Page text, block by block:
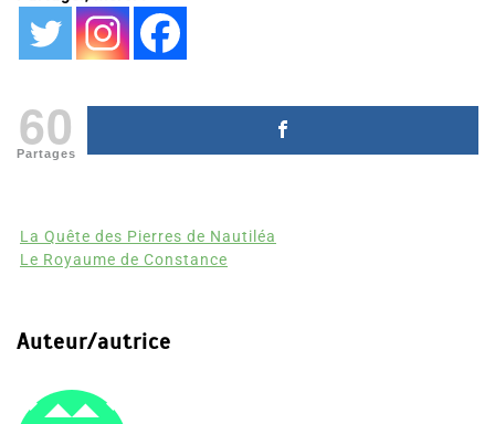
60
Partages
La Quête des Pierres de Nautiléa
Le Royaume de Constance
Auteur/autrice